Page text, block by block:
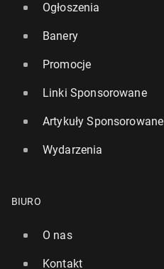
Ogłoszenia
Banery
Promocje
Linki Sponsorowane
Artykuły Sponsorowane
Wydarzenia
BIURO
O nas
Kontakt